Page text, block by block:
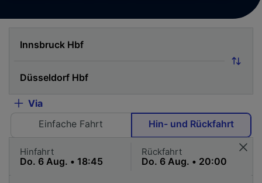
Via
Einfache Fahrt
Hin- und Rückfahrt
Hinfahrt Rückfahrt